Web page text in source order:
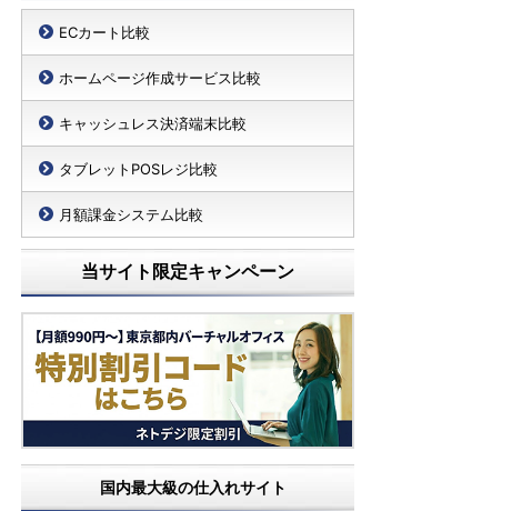
ECカート比較
ホームページ作成サービス比較
キャッシュレス決済端末比較
タブレットPOSレジ比較
月額課金システム比較
当サイト限定キャンペーン
国内最大級の仕入れサイト